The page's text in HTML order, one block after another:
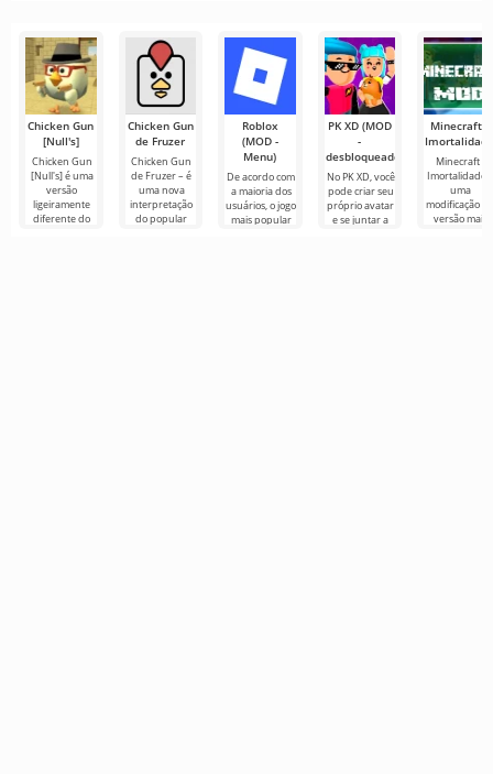
Todo grande
mundo começa
pequeno. Para
Minecraft,
duro mundo
cúbico exige
atenção
conhece a
regra de ouro
um jogo
Minecraft está
prestes a
passar pela
Chicken Gun
[Null's]
Chicken Gun
[Null's] é uma
versão
ligeiramente
diferente do
Chicken Gun
de Fruzer
Chicken Gun
de Fruzer – é
uma nova
interpretação
do popular
Roblox
(MOD -
Menu)
De acordo com
a maioria dos
usuários, o jogo
mais popular
PK XD (MOD
-
desbloqueado)
No PK XD, você
pode criar seu
próprio avatar
e se juntar a
Minecraft -
Imortalidade
Minecraft -
Imortalidade é
uma
modificação
versão mais